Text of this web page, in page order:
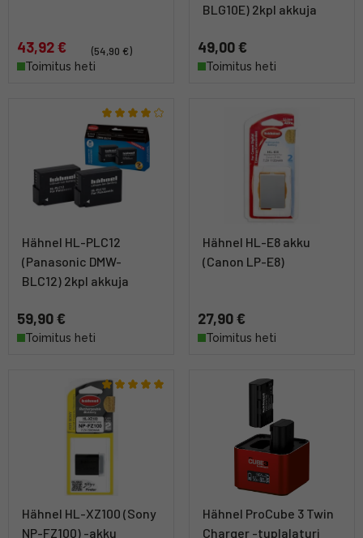
43,92 €
(54,90 €)
Toimitus heti
BLG10E) 2kpl akkuja
49,00 €
Toimitus heti
Hähnel HL-PLC12
(Panasonic DMW-
BLC12) 2kpl akkuja
59,90 €
Toimitus heti
Hähnel HL-E8 akku
(Canon LP-E8)
27,90 €
Toimitus heti
Hähnel HL-XZ100 (Sony
NP-FZ100) -akku
Hähnel ProCube 3 Twin
Charger -tuplalaturi